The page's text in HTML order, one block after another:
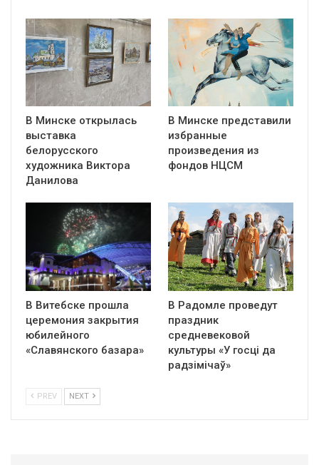
В Минске открылась
выставка
белорусского
художника Виктора
Данилова
В Минске представили
избранные
произведения из
фондов НЦСМ
В Витебске прошла
церемония закрытия
юбилейного
«Славянского базара»
В Радомле проведут
праздник
средневековой
культуры «У госці да
радзімічаў»
PREV NEXT